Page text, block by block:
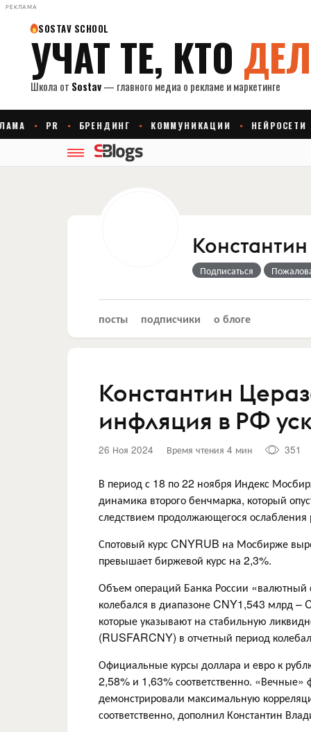
РЕКЛАМА
Подписаться
посты подписчики о блоге
Константин
инфляция в РФ
26 Ноя 2024 Время чтения 4 мин 351
В период с 18 по 22 ноября Индекс
динамика второго бенчмарка, который
следствием продолжающегося ослабления
Спотовый курс CNYRUB на Мосбирже
превышает биржевой курс на 2,3%.
Объем операций Банка России
колебался в диапазоне CNY1,543 млрд
которые указывают на стабильную
(RUSFARCNY) в отчетный период
Официальные курсы доллара и евро к
2,58% и 1,63% соответственно.
демонстрировали максимальную
соответственно, дополнил Константин